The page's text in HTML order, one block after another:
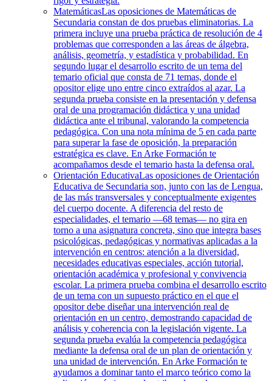
MatemáticasLas oposiciones de Matemáticas de
Secundaria constan de dos pruebas eliminatorias. La
primera incluye una prueba práctica de resolución de 4
problemas que corresponden a las áreas de álgebra,
análisis, geometría, y estadística y probabilidad. En
segundo lugar el desarrollo escrito de un tema del
temario oficial que consta de 71 temas, donde el
opositor elige uno entre cinco extraídos al azar. La
segunda prueba consiste en la presentación y defensa
oral de una programación didáctica y una unidad
didáctica ante el tribunal, valorando la competencia
pedagógica. Con una nota mínima de 5 en cada parte
para superar la fase de oposición, la preparación
estratégica es clave. En Arke Formación te
acompañamos desde el temario hasta la defensa oral.
Orientación EducativaLas oposiciones de Orientación
Educativa de Secundaria son, junto con las de Lengua,
de las más transversales y conceptualmente exigentes
del cuerpo docente. A diferencia del resto de
especialidades, el temario —68 temas— no gira en
torno a una asignatura concreta, sino que integra bases
psicológicas, pedagógicas y normativas aplicadas a la
intervención en centros: atención a la diversidad,
necesidades educativas especiales, acción tutorial,
orientación académica y profesional y convivencia
escolar. La primera prueba combina el desarrollo escrito
de un tema con un supuesto práctico en el que el
opositor debe diseñar una intervención real de
orientación en un centro, demostrando capacidad de
análisis y coherencia con la legislación vigente. La
segunda prueba evalúa la competencia pedagógica
mediante la defensa oral de un plan de orientación y
una unidad de intervención. En Arke Formación te
ayudamos a dominar tanto el marco teórico como la